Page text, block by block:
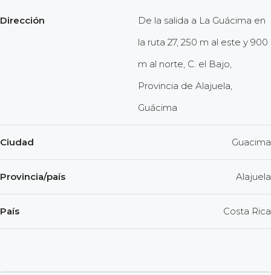
Dirección
De la salida a La Guácima en
la ruta 27, 250 m al este y 900
m al norte, C. el Bajo,
Provincia de Alajuela,
Guácima
Ciudad Guacima
Provincia/país Alajuela
País Costa Rica